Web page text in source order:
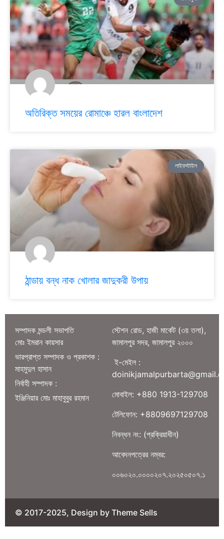
অতিরিক্ত সময়ের রোমাঞ্চে হারল বাংলাদেশ
লাইফস্টাইল
ঠান্ডায় বন্ধ নাক খোলার জাদুকরী উপায়
সম্পাদক মন্ডলী সভাপতি
মোঃ ইমরান কায়সার
ভারপ্রাপ্ত সম্পাদক ও প্রকাশক :
মাহমুদুল হাসান
নির্বাহী সম্পাদক :
ইঞ্জিনিয়ার মোঃ মাহাবুবুর রহমান
স্টেশন রোড, হাজী মার্কেট (৩য় তলা),
জামালপুর সদর, জামালপুর ২০০০
ই-মেইল :
মোবাইল: +880 1913-129708
টেলিফোন: +8809697129708
নিবন্ধন নং: (প্রক্রিয়াধীন)
আবেদনপত্রের নম্বর:
০০৬০২০.০০০০২০৭.২০২৫০৫০৭.১
© 2017-2025, Design by Theme Sells